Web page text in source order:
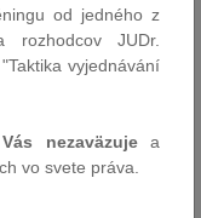
od jedného z
rozhodcov JUDr.
vyjednávání
nezaväzujea
vo svete práva.